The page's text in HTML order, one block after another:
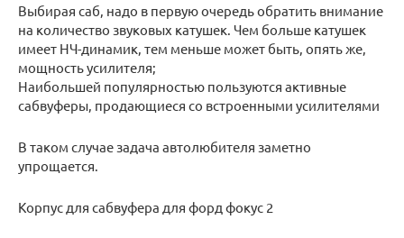
Выбирая саб, надо в первую очередь обратить внимание
на количество звуковых катушек. Чем больше катушек
имеет НЧ-динамик, тем меньше может быть, опять же,
мощность усилителя;
Наибольшей популярностью пользуются активные
сабвуферы, продающиеся со встроенными усилителями
В таком случае задача автолюбителя заметно
упрощается.
Корпус для сабвуфера для форд фокус 2